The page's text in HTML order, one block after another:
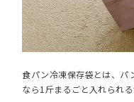
食パン冷凍保存袋とは、パ
なら1斤まるごと入れられる